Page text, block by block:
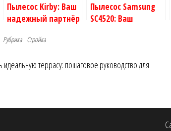
Пылесос Kirby: Ваш
надежный партнёр
грязью!
Пылесос Samsung
SC4520: Ваш
Рубрика Стройка
идеальную террасу: пошаговое руководство для